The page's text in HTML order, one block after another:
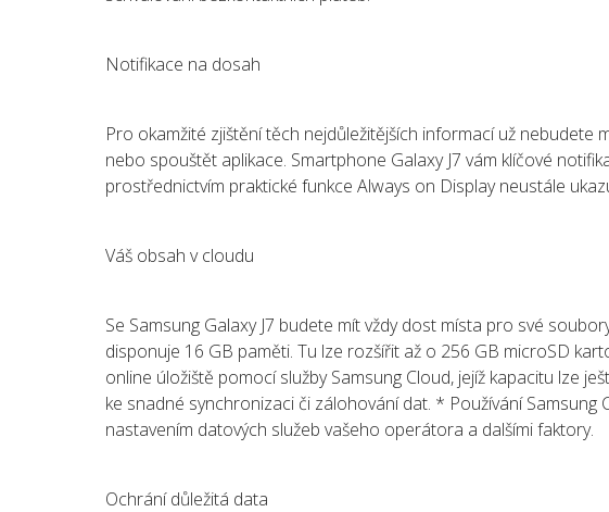
Notifikace na dosah
Pro okamžité zjištění těch nejdůležitějších informací už nebudete
nebo spouštět aplikace. Smartphone Galaxy J7 vám klíčové
prostřednictvím praktické funkce Always on Display neustále
Váš obsah v cloudu
Se Samsung Galaxy J7 budete mít vždy dost místa pro své
disponuje 16 GB paměti. Tu lze rozšířit až o 256 GB microSD
online úložiště pomocí služby Samsung Cloud, jejíž kapacitu lze
ke snadné synchronizaci či zálohování dat. * Používání Samsung
nastavením datových služeb vašeho operátora a dalšími faktory.
Ochrání důležitá data